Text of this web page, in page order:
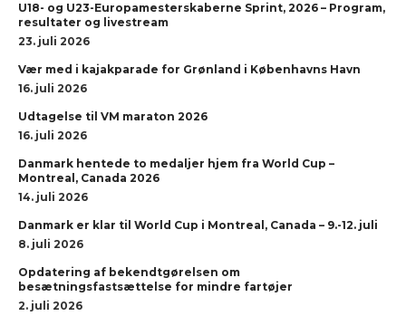
U18- og U23-Europamesterskaberne Sprint, 2026 – Program,
resultater og livestream
23. juli 2026
Vær med i kajakparade for Grønland i Københavns Havn
16. juli 2026
Udtagelse til VM maraton 2026
16. juli 2026
Danmark hentede to medaljer hjem fra World Cup –
Montreal, Canada 2026
14. juli 2026
Danmark er klar til World Cup i Montreal, Canada – 9.-12. juli
8. juli 2026
Opdatering af bekendtgørelsen om
besætningsfastsættelse for mindre fartøjer
2. juli 2026